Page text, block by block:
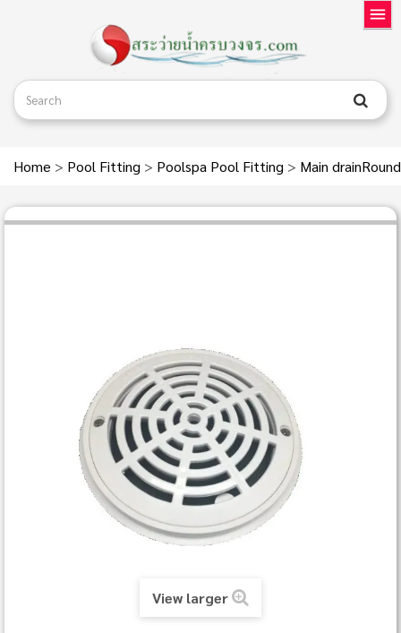
Home > Pool Fitting > Poolspa Pool Fitting > Main
View larger